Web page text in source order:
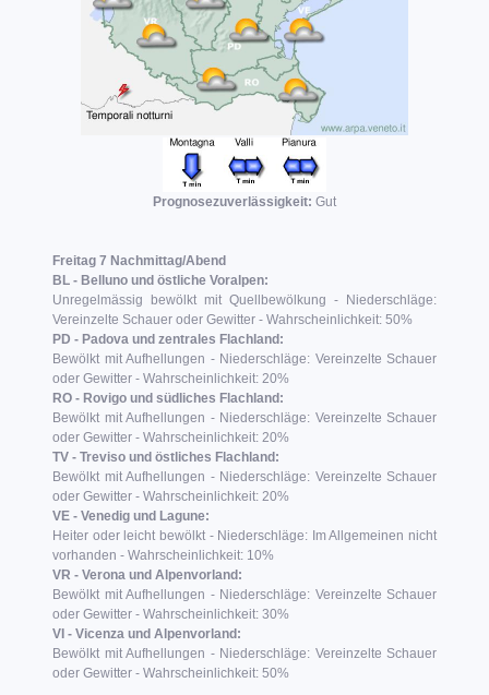
Prognosezuverlässigkeit: Gut
Freitag 7 Nachmittag/Abend
BL - Belluno und östliche Voralpen:
Unregelmässig bewölkt mit Quellbewölkung - Niederschläge:
Vereinzelte Schauer oder Gewitter - Wahrscheinlichkeit: 50%
PD - Padova und zentrales Flachland:
Bewölkt mit Aufhellungen - Niederschläge: Vereinzelte Schauer
oder Gewitter - Wahrscheinlichkeit: 20%
RO - Rovigo und südliches Flachland:
Bewölkt mit Aufhellungen - Niederschläge: Vereinzelte Schauer
oder Gewitter - Wahrscheinlichkeit: 20%
TV - Treviso und östliches Flachland:
Bewölkt mit Aufhellungen - Niederschläge: Vereinzelte Schauer
oder Gewitter - Wahrscheinlichkeit: 20%
VE - Venedig und Lagune:
Heiter oder leicht bewölkt - Niederschläge: Im Allgemeinen nicht
vorhanden - Wahrscheinlichkeit: 10%
VR - Verona und Alpenvorland:
Bewölkt mit Aufhellungen - Niederschläge: Vereinzelte Schauer
oder Gewitter - Wahrscheinlichkeit: 30%
VI - Vicenza und Alpenvorland:
Bewölkt mit Aufhellungen - Niederschläge: Vereinzelte Schauer
oder Gewitter - Wahrscheinlichkeit: 50%